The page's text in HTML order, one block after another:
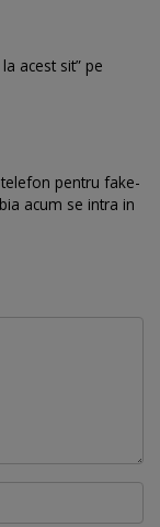
acest sit” pe
pentru fake-
acum se intra in